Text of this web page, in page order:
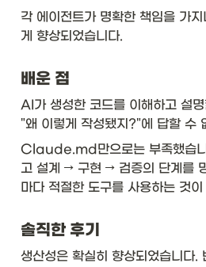
각 에이전트가 명확한 책임을 가
게 향상되었습니다.
배운 점
AI가 생성한 코드를 이해하고 설
"왜 이렇게 작성됐지?"에 답할 수
Claude.md만으로는 부족했습
고 설계 → 구현 → 검증의 단계를
마다 적절한 도구를 사용하는 것
솔직한 후기
생산성은 확실히 향상되었습니다.